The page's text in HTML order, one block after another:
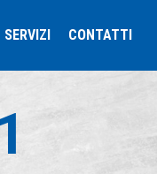
SERVIZI CONTATTI